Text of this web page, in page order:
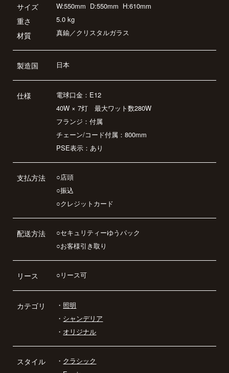
サイズ
重さ
材質
W:550mm D:550mm H:610mm
5.0 kg
真鍮／クリスタルガラス
製造国 日本
仕様
電球口金：E12
40W × 7灯 最大ワット数280W
フランジ：付属
チェーン/コード付属：800mm
PSE表示：あり
支払方法
○店頭
○振込
○クレジットカード
配送方法
○セキュリティーゆうパック
○お客様引き取り
リース ○リース可
カテゴリ ・ 照明
・ シャンデリア
・ オリジナル
スタイル ・ クラシック